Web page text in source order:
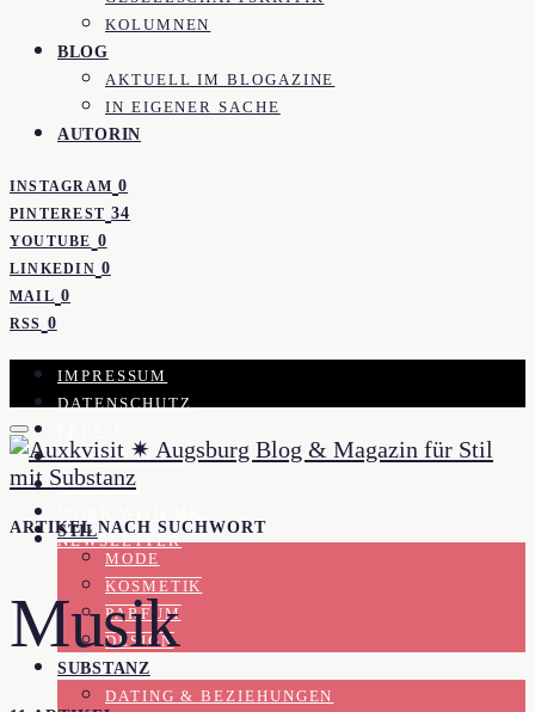
KOLUMNEN
BLOG
AKTUELL IM BLOGAZINE
IN EIGENER SACHE
AUTORIN
INSTAGRAM 0
PINTEREST 34
YOUTUBE 0
LINKEDIN 0
MAIL 0
RSS 0
IMPRESSUM
DATENSCHUTZ
KOOPERATION
KONTAKT
NEWSLETTER
STIL
MODE
KOSMETIK
PARFUM
DESIGN
SUBSTANZ
DATING & BEZIEHUNGEN
ARTIKEL NACH SUCHWORT
Musik